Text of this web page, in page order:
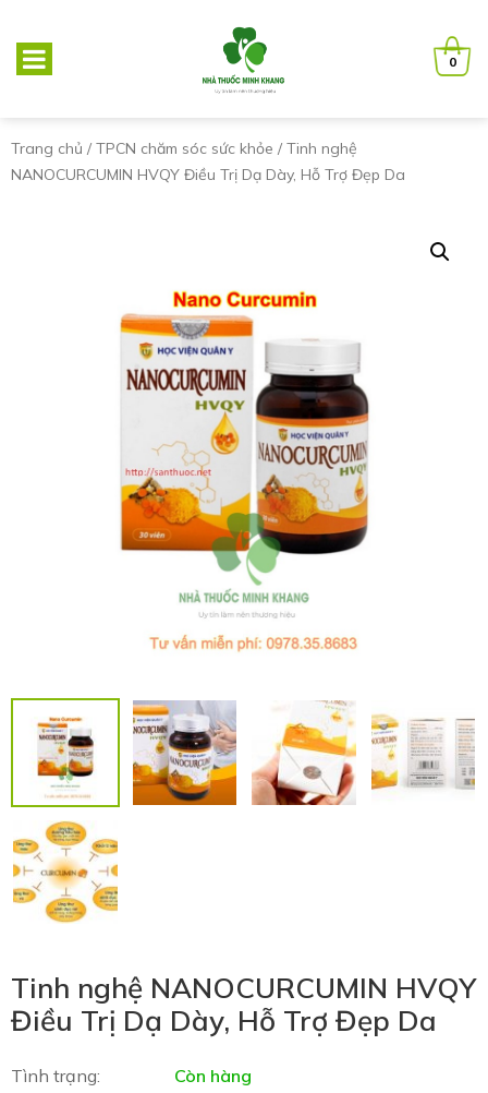
0
Trang chủ / TPCN chăm sóc sức khỏe / Tinh nghệ
NANOCURCUMIN HVQY Điều Trị Dạ Dày, Hỗ Trợ Đẹp Da
Tinh nghệ NANOCURCUMIN HVQY
Điều Trị Dạ Dày, Hỗ Trợ Đẹp Da
Tình trạng:
Còn hàng